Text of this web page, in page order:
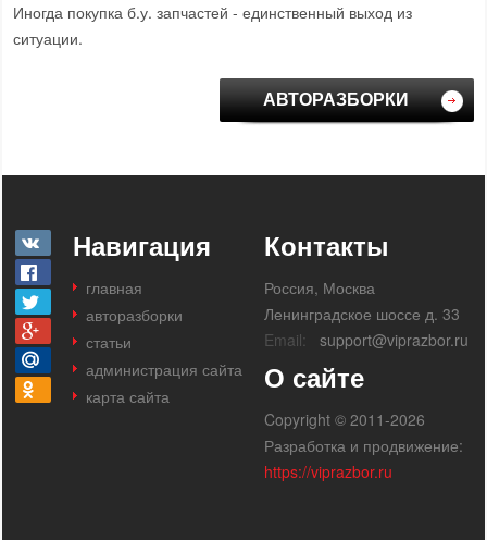
Иногда покупка б.у. запчастей - единственный выход из
ситуации.
АВТОРАЗБОРКИ
Навигация
главная
авторазборки
статьи
администрация сайта
карта сайта
Контакты
Россия, Москва
Ленинградское шоссе д. 33
Email:
support@viprazbor.ru
О сайте
Copyright © 2011-2026
Разработка и продвижение:
https://viprazbor.ru